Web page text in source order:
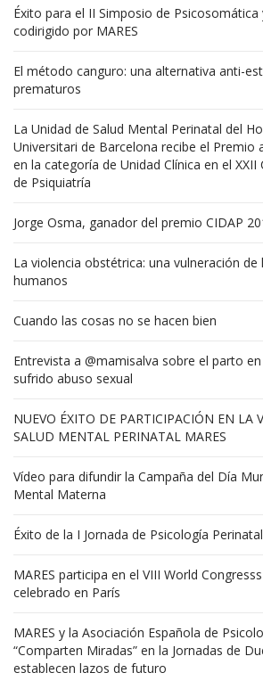
Éxito para el II Simposio de Psicosomática
codirigido por MARES
El método canguro: una alternativa anti-
prematuros
La Unidad de Salud Mental Perinatal del
Universitari de Barcelona recibe el Premio
en la categoría de Unidad Clínica en el
de Psiquiatría
Jorge Osma, ganador del premio CIDAP
La violencia obstétrica: una vulneración de
humanos
Cuando las cosas no se hacen bien
Entrevista a @mamisalva sobre el parto
sufrido abuso sexual
NUEVO ÉXITO DE PARTICIPACIÓN EN LA
SALUD MENTAL PERINATAL MARES
Vídeo para difundir la Campaña del Día
Mental Materna
Éxito de la I Jornada de Psicología Perinatal
MARES participa en el VIII World
celebrado en París
MARES y la Asociación Española de
“Comparten Miradas” en la Jornadas de
establecen lazos de futuro